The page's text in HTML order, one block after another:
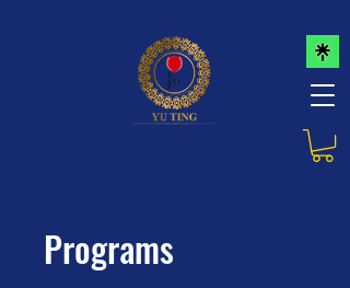
Programs